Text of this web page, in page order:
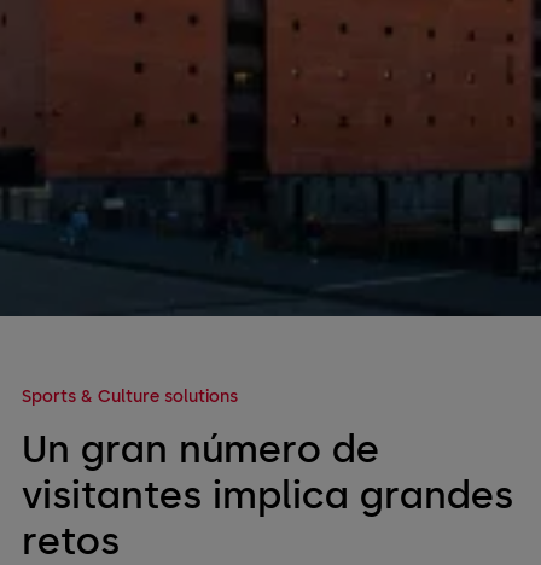
Sports & Culture solutions
Un gran número de
visitantes implica grandes
retos